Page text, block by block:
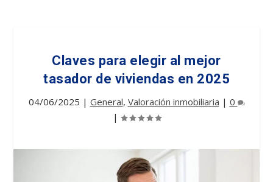
Claves para elegir al mejor
tasador de viviendas en 2025
04/06/2025 | General, Valoración inmobiliaria | 0
|